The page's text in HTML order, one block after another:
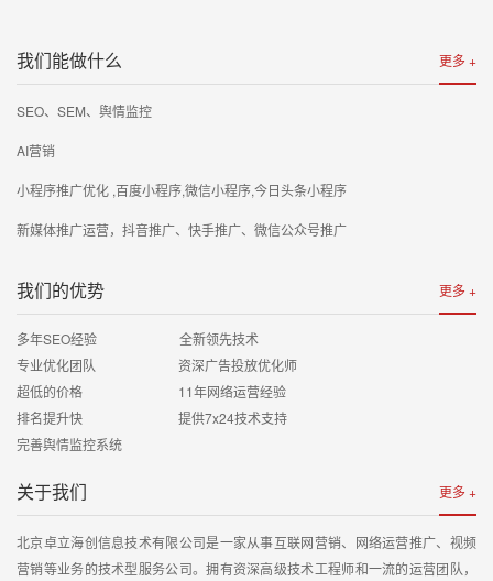
更多 +
我们能做什么
SEO、SEM、舆情监控
AI营销
小程序推广优化 ,百度小程序,微信小程序,今日头条小程序
新媒体推广运营，抖音推广、快手推广、微信公众号推广
更多 +
我们的优势
多年SEO经验 全新领先技术
专业优化团队 资深广告投放优化师
超低的价格 11年网络运营经验
排名提升快 提供7x24技术支持
完善舆情监控系统
更多 +
关于我们
北京卓立海创信息技术有限公司是一家从事互联网营销、网络运营推广、视频
营销等业务的技术型服务公司。拥有资深高级技术工程师和一流的运营团队，